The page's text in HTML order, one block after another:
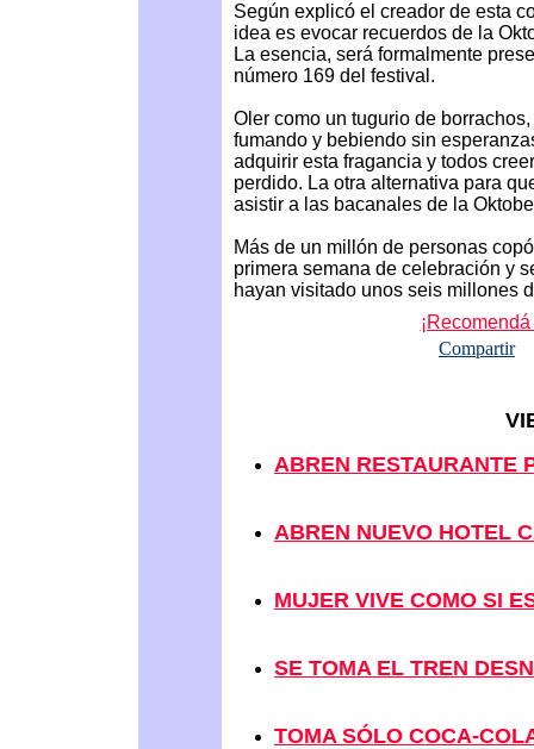
Según explicó el creador de esta
idea es evocar recuerdos de la
La esencia, será formalmente
número 169 del festival.
Oler como un tugurio de
fumando y bebiendo sin
adquirir esta fragancia y todos
perdido. La otra alternativa para
asistir a las bacanales de la
Más de un millón de personas
primera semana de celebración y
hayan visitado unos seis millones
Compartir
ABREN RESTAURANTE
ABREN NUEVO HOTEL
MUJER VIVE COMO SI
SE TOMA EL TREN
TOMA SÓLO COCA-